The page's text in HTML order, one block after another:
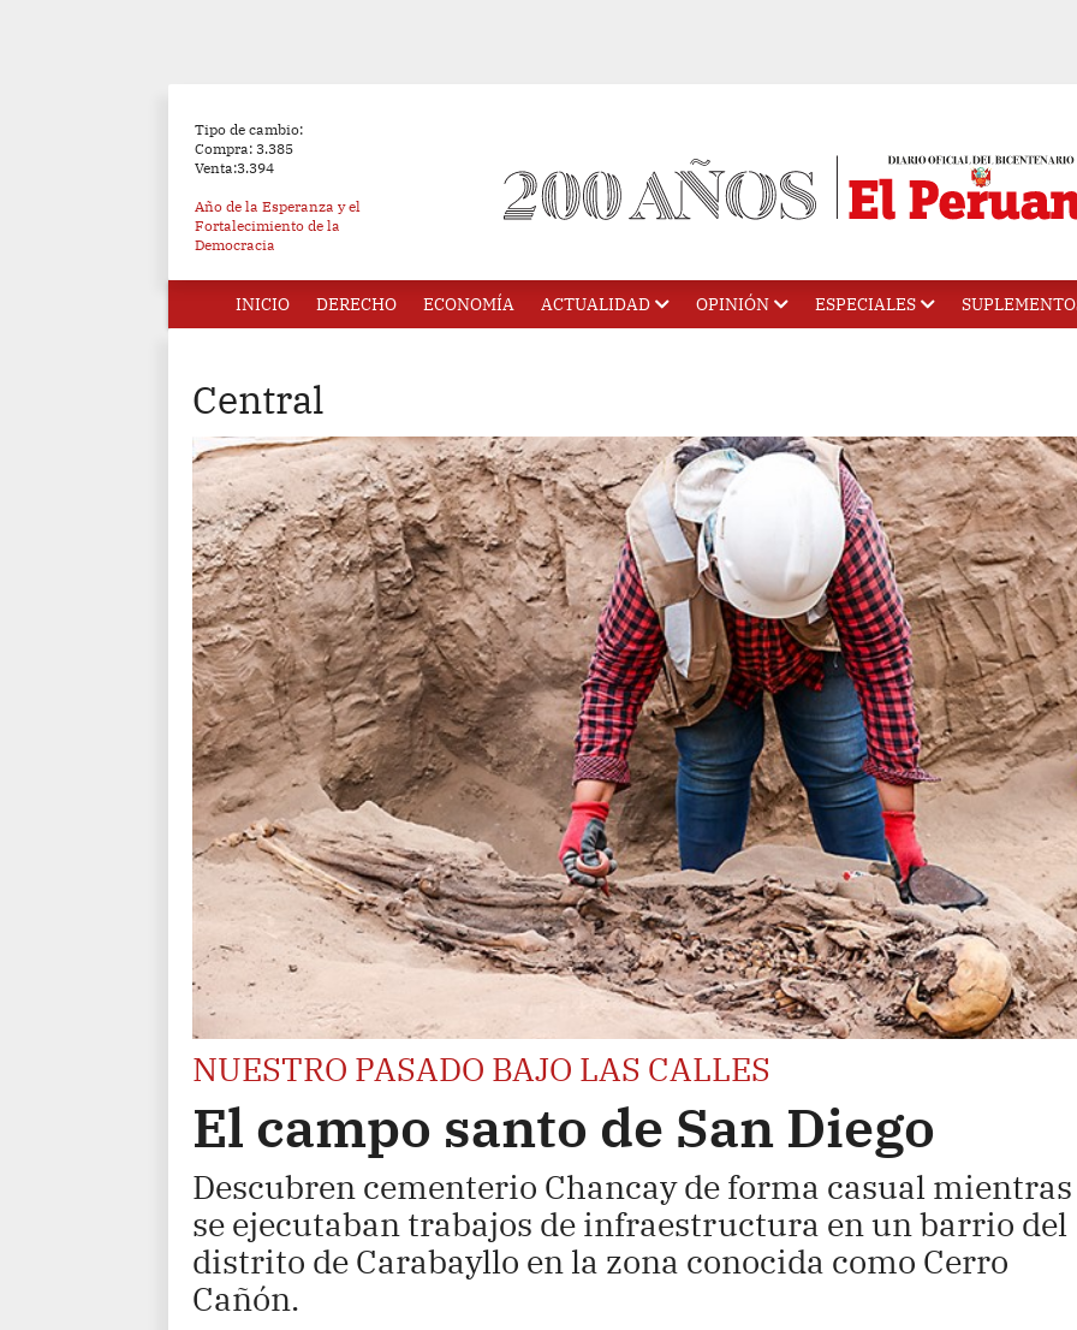
Tipo de cambio:
Compra: 3.385
Venta:3.394
Año de la Esperanza y el
Fortalecimiento de la
Democracia
INICIO DERECHO ECONOMÍA ACTUALIDAD OPINIÓN ESPECIALES
Central
NUESTRO PASADO BAJO LAS CALLES
El campo santo de San Diego
Descubren cementerio Chancay de forma casual mientras
se ejecutaban trabajos de infraestructura en un barrio del
distrito de Carabayllo en la zona conocida como Cerro
Cañón.